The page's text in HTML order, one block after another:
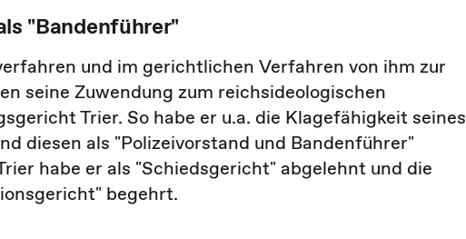
"Bandenführer"
und im gerichtlichen Verfahren von ihm zur
seine Zuwendung zum reichsideologischen
Trier. So habe er u.a. die Klagefähigkeit seines
diesen als "Polizeivorstand und Bandenführer"
habe er als "Schiedsgericht" abgelehnt und die
begehrt.